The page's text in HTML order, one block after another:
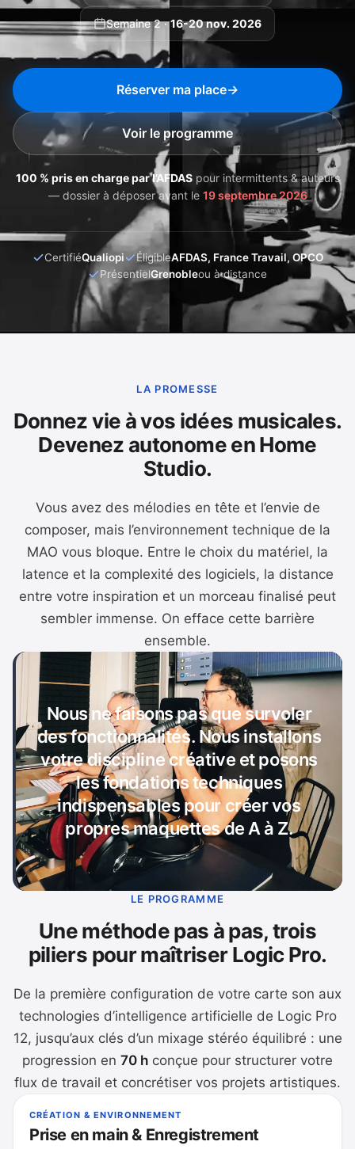
Semaine 2 ·16-20 nov. 2026
Réserver ma place→
Voir le programme
100 % pris en charge par l’AFDASpour intermittents & auteurs
— dossier à déposer avant le 19 septembre 2026
CertifiéQualiopi ÉligibleAFDAS, France Travail, OPCO
PrésentielGrenobleou à distance
LA PROMESSE
Donnez vie à vos idées musicales.
Devenez autonome en Home
Studio.
Vous avez des mélodies en tête et l’envie de
composer, mais l’environnement technique de la
MAO vous bloque. Entre le choix du matériel, la
latence et la complexité des logiciels, la distance
entre votre inspiration et un morceau finalisé peut
sembler immense. On efface cette barrière
ensemble.
Nous ne faisons pas que survoler
des fonctionnalités. Nous installons
votre discipline créative et posons
les fondations techniques
indispensables pour créer vos
propres maquettes de A à Z.
LE PROGRAMME
Une méthode pas à pas, trois
piliers pour maîtriser Logic Pro.
De la première configuration de votre carte son aux
technologies d’intelligence artificielle de Logic Pro
12, jusqu’aux clés d’un mixage stéréo équilibré : une
progression en 70 h conçue pour structurer votre
flux de travail et concrétiser vos projets artistiques.
CRÉATION & ENVIRONNEMENT
Prise en main & Enregistrement